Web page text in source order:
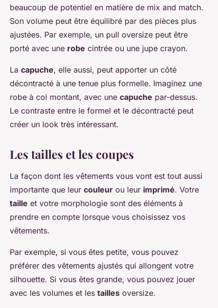
beaucoup de potentiel en matière de mix and match.
Son volume peut être équilibré par des pièces plus
ajustées. Par exemple, un pull oversize peut être
porté avec une robe cintrée ou une jupe crayon.
La capuche, elle aussi, peut apporter un côté
décontracté à une tenue plus formelle. Imaginez une
robe à col montant, avec une capuche par-dessus.
Le contraste entre le formel et le décontracté peut
créer un look très intéressant.
Les tailles et les coupes
La façon dont les vêtements vous vont est tout aussi
importante que leur couleur ou leur imprimé. Votre
taille et votre morphologie sont des éléments à
prendre en compte lorsque vous choisissez vos
vêtements.
Par exemple, si vous êtes petite, vous pouvez
préférer des vêtements ajustés qui allongent votre
silhouette. Si vous êtes grande, vous pouvez jouer
avec les volumes et les tailles oversize.